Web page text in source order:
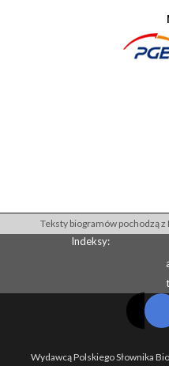
Teksty biogramów pochodzą
Indeksy:
Wydawcą Polskiego Słownika